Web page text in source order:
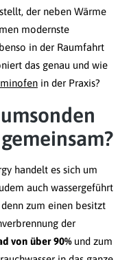
der neben Wärme
modernste
in der Raumfahrt
das genau und wie
in der Praxis?
handelt es sich um
auch wassergeführt
zum einen besitzt
der
von über 90%und zum